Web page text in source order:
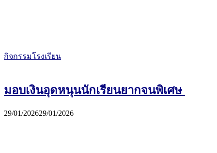
กิจกรรมโรงเรียน
มอบเงินอุดหนุนนักเรียนยากจนพิเศษ
29/01/202629/01/2026